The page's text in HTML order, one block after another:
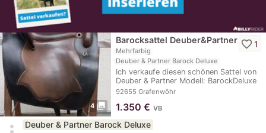
4 photo_library
Barocksattel Deuber&Partner
Mehrfarbig
Deuber & Partner Barock Deluxe
Ich verkaufe diesen schönen Sattel von
Deuber & Partner Modell: BarockDeluxe
Ultra…
92655 Grafenwöhr
favorite_border1
1.350 € VB
Deuber & Partner Barock Deluxe